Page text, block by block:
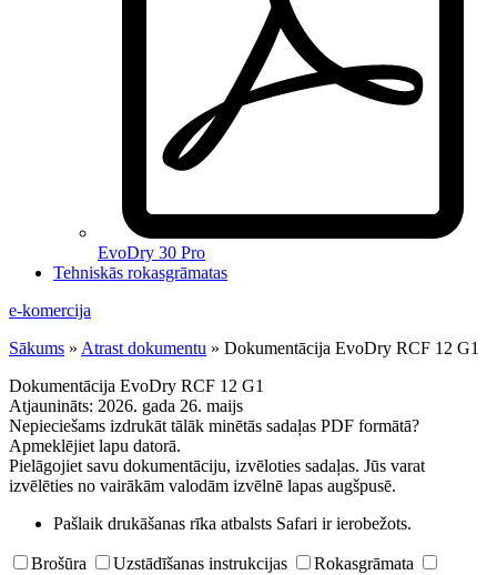
EvoDry 30 Pro
Tehniskās rokasgrāmatas
e-komercija
Sākums » Atrast dokumentu » Dokumentācija EvoDry RCF 12 G1
Dokumentācija EvoDry RCF 12 G1
Atjaunināts: 2026. gada 26. maijs
Nepieciešams izdrukāt tālāk minētās sadaļas PDF formātā?
Apmeklējiet lapu datorā.
Pielāgojiet savu dokumentāciju, izvēloties sadaļas. Jūs varat
izvēlēties no vairākām valodām izvēlnē lapas augšpusē.
Pašlaik drukāšanas rīka atbalsts Safari ir ierobežots.
Brošūra Uzstādīšanas instrukcijas
Rokasgrāmata